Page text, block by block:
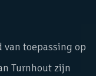
toepassing op
Turnhout zijn